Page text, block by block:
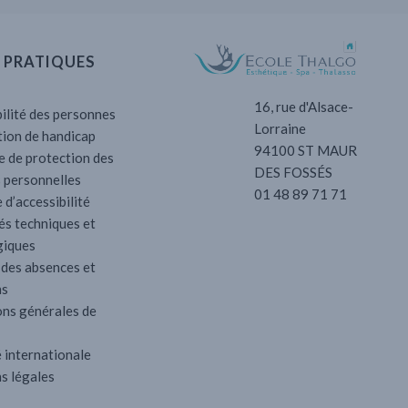
des personnes
de handicap
de protection des
personnelles
techniques et
absences et
générales de
internationale
légales
16, rue d'Alsace-
Lorraine
94100 ST MAUR
DES FOSSÉS
01 48 89 71 71